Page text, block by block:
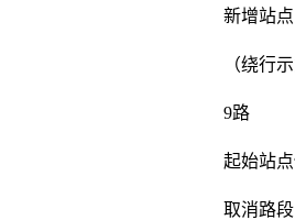
新增站
（绕行
9路
起始站
取消路段